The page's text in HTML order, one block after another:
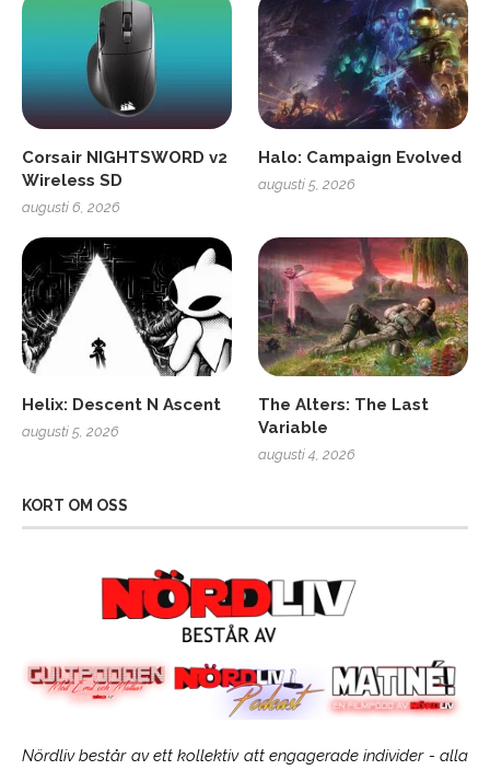
Corsair NIGHTSWORD v2
Wireless SD
augusti 6, 2026
Halo: Campaign Evolved
augusti 5, 2026
Helix: Descent N Ascent
augusti 5, 2026
The Alters: The Last
Variable
augusti 4, 2026
KORT OM OSS
Nördliv består av ett kollektiv att engagerade individer - alla